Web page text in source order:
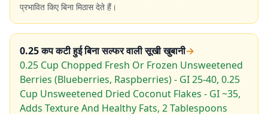
प्रभावित किए बिना मिठास देते हैं।
0.25 कप कटी हुई बिना सल्फर वाली सूखी खुबानी→
0.25 Cup Chopped Fresh Or Frozen Unsweetened
Berries (Blueberries, Raspberries) - GI 25-40, 0.25
Cup Unsweetened Dried Coconut Flakes - GI ~35,
Adds Texture And Healthy Fats, 2 Tablespoons